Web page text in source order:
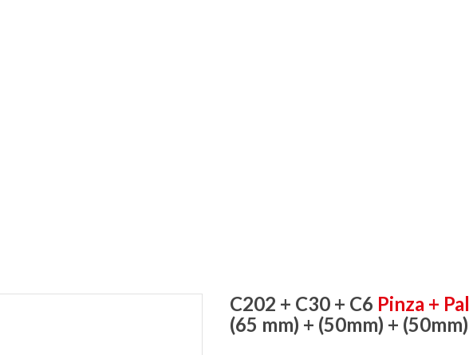
C202 + C30 + C6 Pinza +
(65 mm) + (50mm) + (50mm)